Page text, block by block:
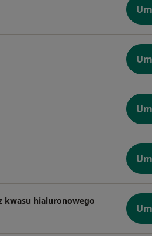
w ortezy/ sprzęt
różnych deformacji palucha i
oraz barku( RFA- przy pomocy
kwasu hialuronowego